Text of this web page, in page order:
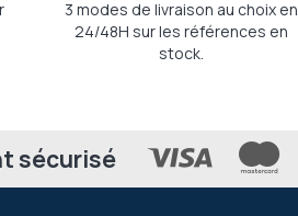
3 modes de livraison au choix en
24/48H sur les références en
stock.
sécurisé